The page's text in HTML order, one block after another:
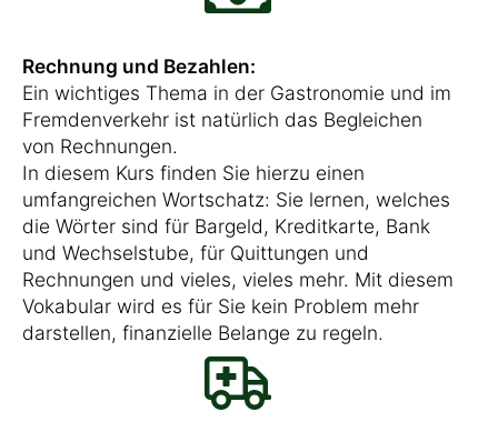
Rechnung und Bezahlen:
Ein wichtiges Thema in der Gastronomie und im
Fremdenverkehr ist natürlich das Begleichen
von Rechnungen.
In diesem Kurs finden Sie hierzu einen
umfangreichen Wortschatz: Sie lernen, welches
die Wörter sind für Bargeld, Kreditkarte, Bank
und Wechselstube, für Quittungen und
Rechnungen und vieles, vieles mehr. Mit diesem
Vokabular wird es für Sie kein Problem mehr
darstellen, finanzielle Belange zu regeln.